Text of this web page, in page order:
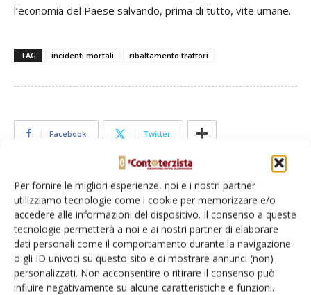
Per fornire le migliori esperienze, noi e i nostri partner
utilizziamo tecnologie come i cookie per memorizzare e/o
accedere alle informazioni del dispositivo. Il consenso a queste
tecnologie permetterà a noi e ai nostri partner di elaborare
dati personali come il comportamento durante la navigazione
o gli ID univoci su questo sito e di mostrare annunci (non)
personalizzati. Non acconsentire o ritirare il consenso può
influire negativamente su alcune caratteristiche e funzioni.
l’economia del Paese salvando, prima di tutto, vite umane.
TAG incidenti mortali ribaltamento trattori
Facebook Twitter
Il Contoterzista